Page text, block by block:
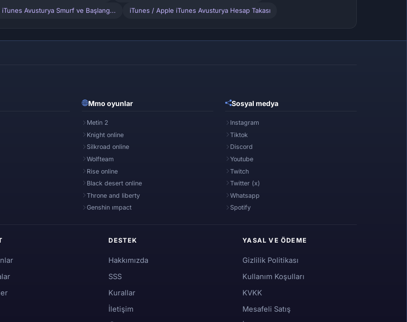
Avusturya Smurf ve Başlang... iTunes / Apple iTunes Avusturya Hesap Takası
Mmo oyunlar
Metin 2
Knight online
Silkroad online
Wolfteam
Rise online
Black desert online
Throne and liberty
Genshin ımpact
Sosyal medya
Instagram
Tiktok
Discord
Youtube
Twitch
Twitter (x)
Whatsapp
Spotify
DESTEK
Hakkımızda
SSS
Kurallar
İletişim
YASAL VE ÖDEME
Gizlilik Politikası
Kullanım Koşulları
KVKK
Mesafeli Satış